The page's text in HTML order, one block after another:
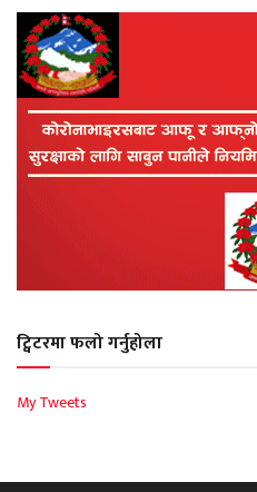
ट्विटरमा फलो गर्नुहोला
My Tweets